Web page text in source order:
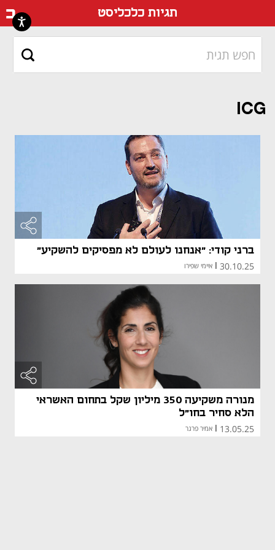
תגיות כלכליסט
ICG
ברני קודי: "אנחנו לעולם לא מפסיקים להשקיע"
30.10.25 איימי שפירו
מנורה משקיעה 350 מיליון שקל בתחום האשראי
הלא סחיר בחו"ל
13.05.25 אמיר פרגר